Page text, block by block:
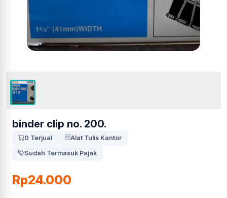
binder clip no. 200.
0 Terjual
Alat Tulis Kantor
Sudah Termasuk Pajak
Rp24.000